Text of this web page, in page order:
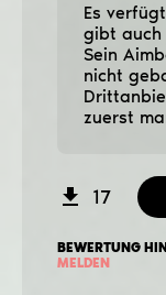
Es
gibt auch
Sein
nicht
zuerst
17
BEWERTUNG
MELDEN